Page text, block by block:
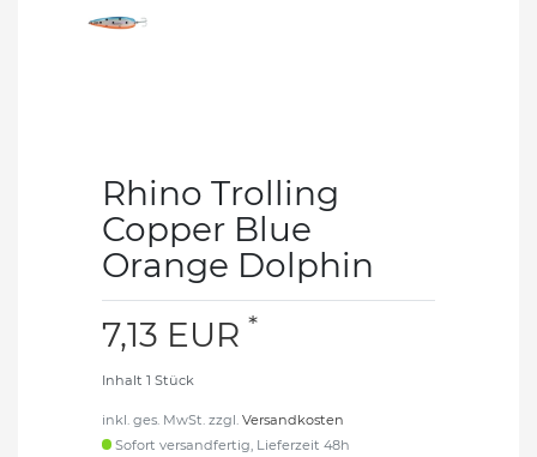
Rhino Trolling
Copper Blue
Orange Dolphin
7,13 EUR *
Inhalt 1 Stück
inkl. ges. MwSt. zzgl. Versandkosten
Sofort versandfertig, Lieferzeit 48h